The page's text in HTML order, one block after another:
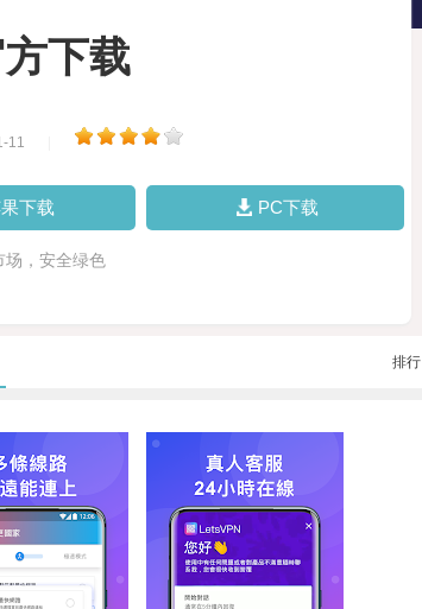
下载
11
下载 PC下载
场，安全绿色
排行